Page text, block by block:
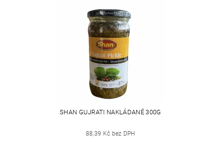
SHAN GUJRATI NAKLÁDANÉ 300G
88,39 Kč bez DPH